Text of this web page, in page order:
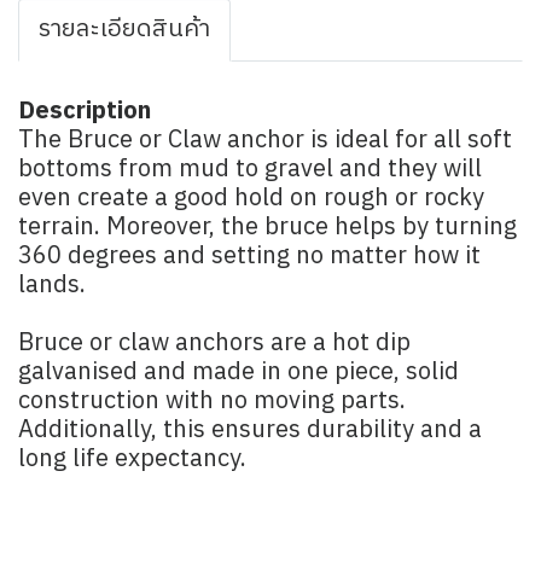
รายละเอียดสินค้า
Description
The Bruce or Claw anchor is ideal for all soft
bottoms from mud to gravel and they will
even create a good hold on rough or rocky
terrain. Moreover, the bruce helps by turning
360 degrees and setting no matter how it
lands.
Bruce or claw anchors are a hot dip
galvanised and made in one piece, solid
construction with no moving parts.
Additionally, this ensures durability and a
long life expectancy.